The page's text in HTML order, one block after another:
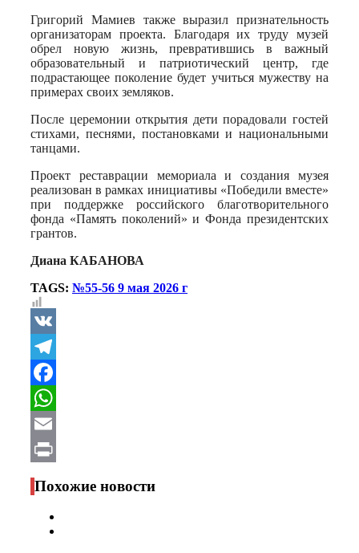
Григорий Мамиев также выразил признательность
организаторам проекта. Благодаря их труду музей
обрел новую жизнь, превратившись в важный
образовательный и патриотический центр, где
подрастающее поколение будет учиться мужеству на
примерах своих земляков.
После церемонии открытия дети порадовали гостей
стихами, песнями, постановками и национальными
танцами.
Проект реставрации мемориала и создания музея
реализован в рамках инициативы «Победили вместе»
при поддержке российского благотворительного
фонда «Память поколений» и Фонда президентских
грантов.
Диана КАБАНОВА
TAGS: №55-56 9 мая 2026 г
VK
Telegram
Facebook
WhatsApp
Email
Print
Похожие новости